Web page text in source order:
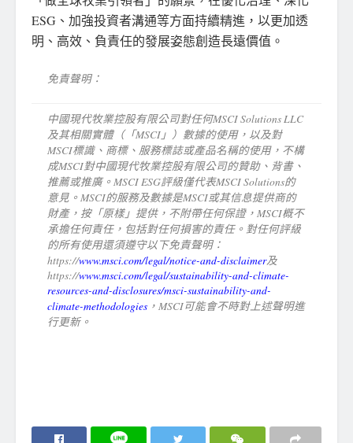
ESG、加強投資者溝通等方面持續精進，以更加透
明、高效、負責任的發展姿態創造長遠價值。
免責聲明：
中國現代牧業控股有限公司對任何MSCI Solutions LLC
及其相關實體（「MSCI」 ）數據的使用，以及對
MSCI標識、商標、服務標誌或產品名稱的使用，不構
成MSCI對中國現代牧業控股有限公司的贊助、背書、
推薦或推廣。MSCI ESG評級僅代表MSCI Solutions的
意見。MSCI的服務及數據是MSCI或其信息提供商的
財產，按「原樣」 提供，不附帶任何保證， MSCI概不
承擔任何責任，包括對任何損害的責任。對任何評級
的所有使用還須遵守以下免責聲明：
https://www.msci.com/legal/notice-and-disclaimer及
https://www.msci.com/legal/sustainability-and-climate-
resources-and-disclosures/msci-sustainability-and-
climate-methodologies ， MSCI可能會不時對上述聲明進
行更新。